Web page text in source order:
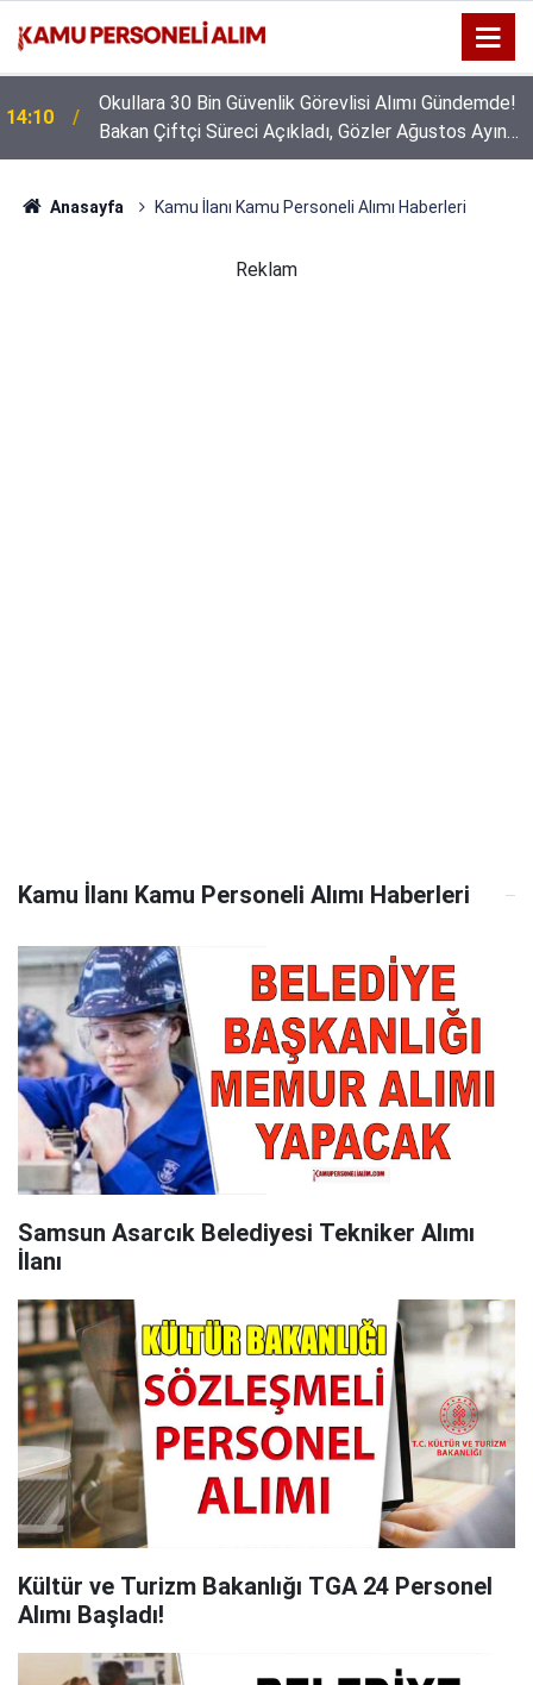
14:10
Okullara 30 Bin Güvenlik Görevlisi Alımı Gündemde!
Bakan Çiftçi Süreci Açıkladı, Gözler Ağustos Ayına
Çevrildi
Anasayfa Kamu İlanı Kamu Personeli Alımı Haberleri
Reklam
Kamu İlanı Kamu Personeli Alımı Haberleri
Samsun Asarcık Belediyesi Tekniker Alımı
İlanı
Kültür ve Turizm Bakanlığı TGA 24 Personel
Alımı Başladı!